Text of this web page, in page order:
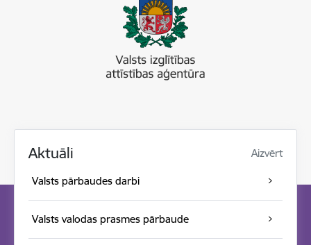
Aktuāli Aizvērt
Valsts pārbaudes darbi
Valsts valodas prasmes pārbaude